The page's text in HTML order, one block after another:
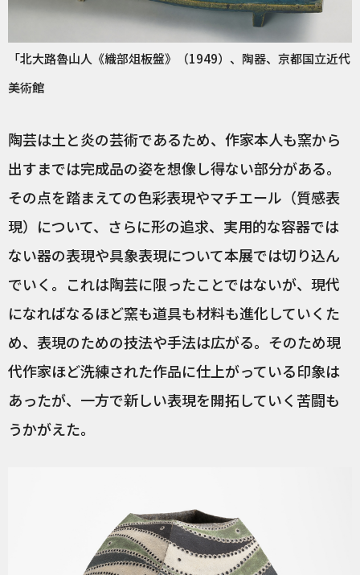
「北大路魯山人《織部俎板盤》（1949）、陶器、京都国立近代
美術館
陶芸は土と炎の芸術であるため、作家本人も窯から
出すまでは完成品の姿を想像し得ない部分がある。
その点を踏まえての色彩表現やマチエール（質感表
現）について、さらに形の追求、実用的な容器では
ない器の表現や具象表現について本展では切り込ん
でいく。これは陶芸に限ったことではないが、現代
になればなるほど窯も道具も材料も進化していくた
め、表現のための技法や手法は広がる。そのため現
代作家ほど洗練された作品に仕上がっている印象は
あったが、一方で新しい表現を開拓していく苦闘も
うかがえた。